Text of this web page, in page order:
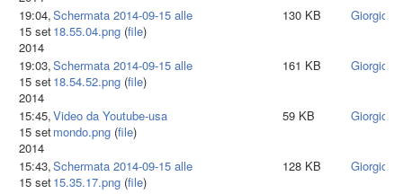
19:04,
15 set
2014
Schermata 2014-09-15 alle
18.55.04.png (file)
130 KB
19:03,
15 set
2014
Schermata 2014-09-15 alle
18.54.52.png (file)
161 KB
15:45,
15 set
2014
Video da Youtube-usa
mondo.png (file)
59 KB
15:43,
15 set
Schermata 2014-09-15 alle
15.35.17.png (file)
128 KB